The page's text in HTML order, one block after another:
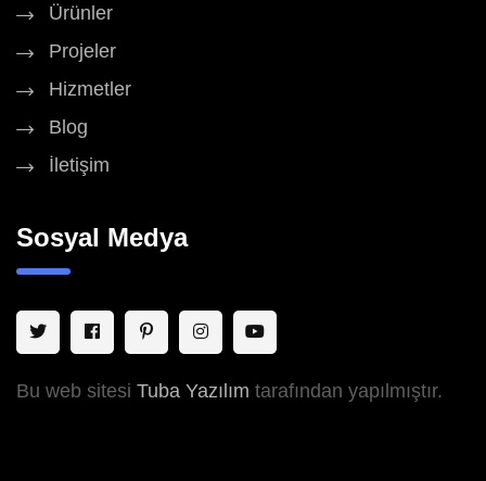
Ürünler
Projeler
Hizmetler
Blog
İletişim
Sosyal Medya
Bu web sitesi Tuba Yazılım tarafından yapılmıştır.